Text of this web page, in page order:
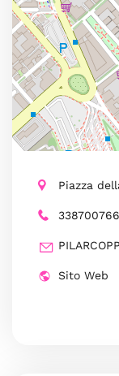
Piazza
Sito Web